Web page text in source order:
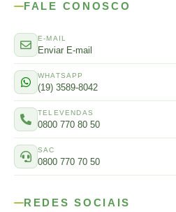
FALE CONOSCO
E-MAIL
Enviar E-mail
WHATSAPP
(19) 3589-8042
TELEVENDAS
0800 770 80 50
SAC
0800 770 70 50
REDES SOCIAIS